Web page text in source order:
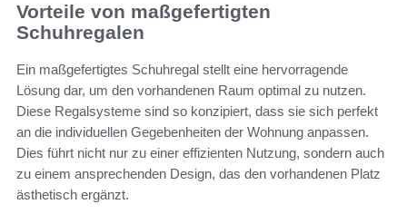
Vorteile von maßgefertigten
Schuhregalen
Ein maßgefertigtes Schuhregal stellt eine hervorragende
Lösung dar, um den vorhandenen Raum optimal zu nutzen.
Diese Regalsysteme sind so konzipiert, dass sie sich perfekt
an die individuellen Gegebenheiten der Wohnung anpassen.
Dies führt nicht nur zu einer effizienten Nutzung, sondern auch
zu einem ansprechenden Design, das den vorhandenen Platz
ästhetisch ergänzt.